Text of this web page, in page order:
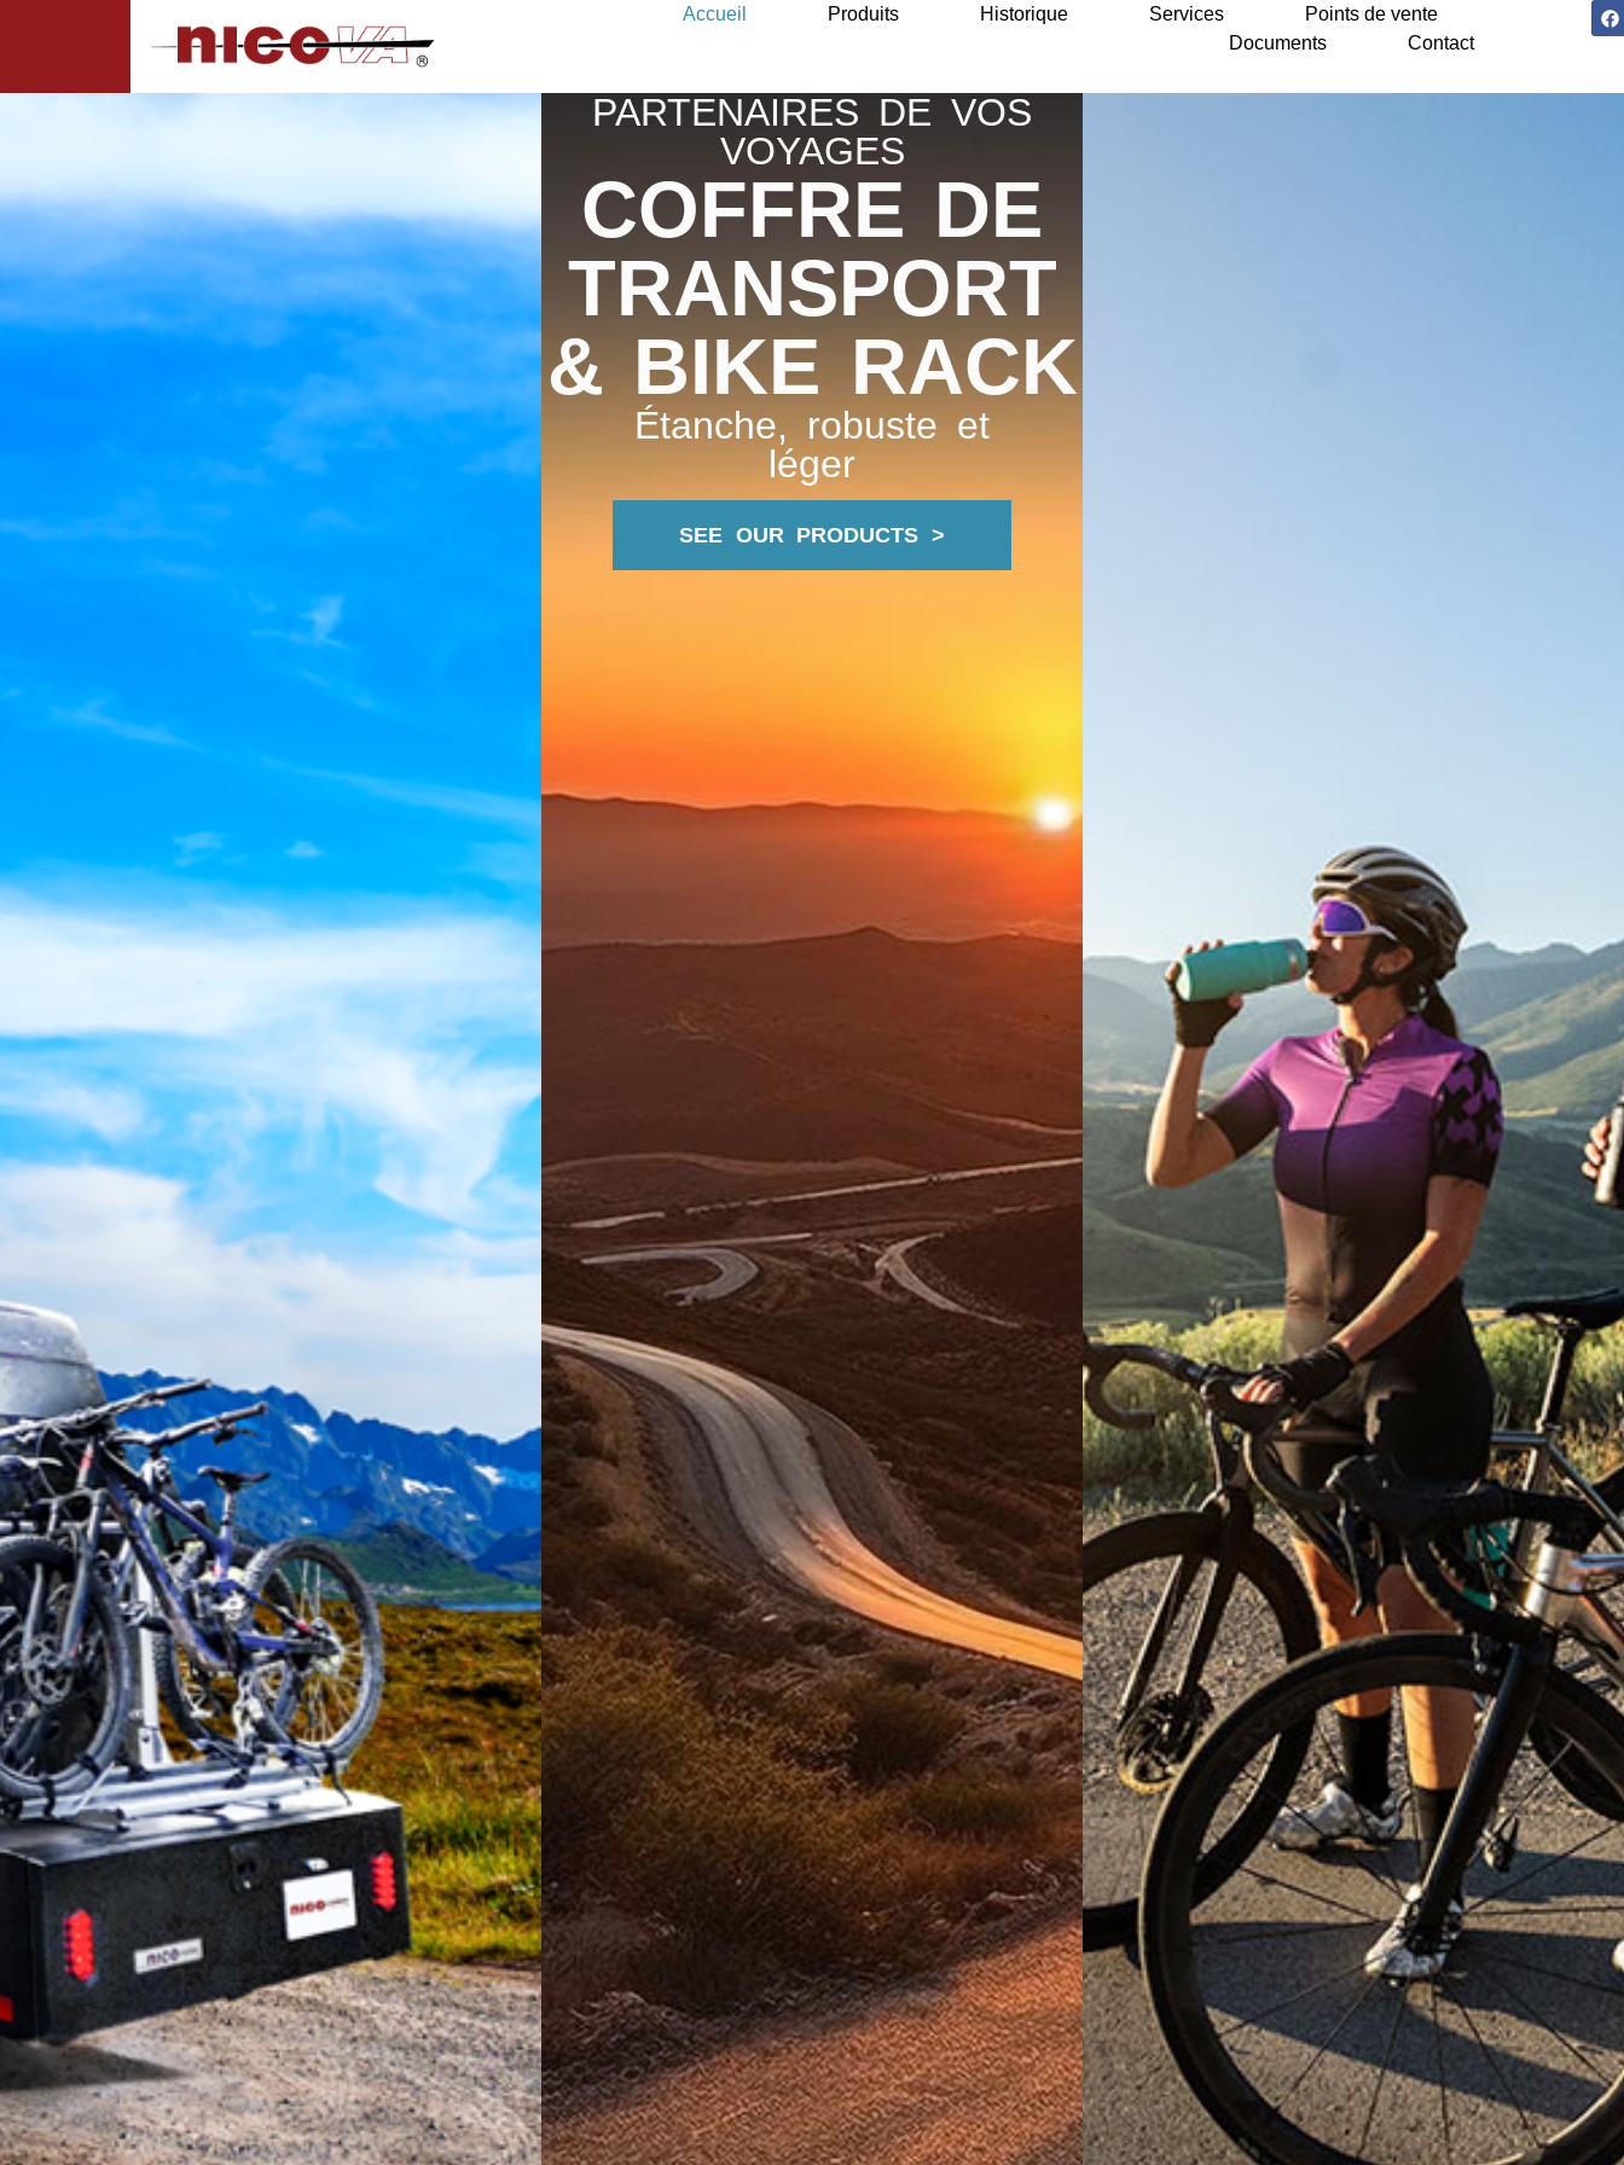
Accueil Produits Historique Services
Points de vente
Documents
Contact
PARTENAIRES DE VOS
VOYAGES
COFFRE DE
TRANSPORT
& BIKE RACK
Étanche, robuste et
léger
SEE OUR PRODUCTS >